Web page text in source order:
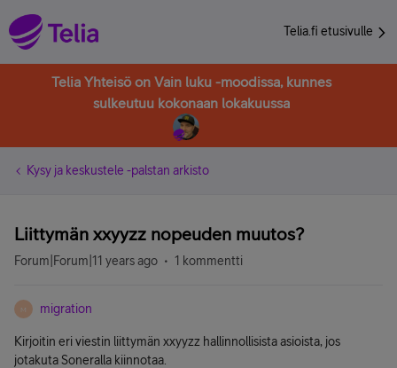
Telia.fi etusivulle
Telia Yhteisö on Vain luku -moodissa, kunnes
sulkeutuu kokonaan lokakuussa
Kysy ja keskustele -palstan arkisto
Liittymän xxyyzz nopeuden muutos?
Forum|Forum|11 years ago 1 kommentti
M migration
Kirjoitin eri viestin liittymän xxyyzz hallinnollisista asioista, jos
jotakuta Soneralla kiinnotaa.